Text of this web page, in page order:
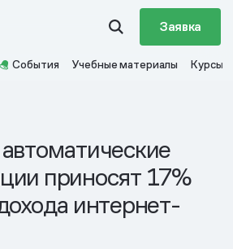
Заявка
События Учебные материалы Курсы
приносят 17%
интернет-